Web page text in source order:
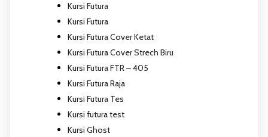
Kursi Futura
Kursi Futura
Kursi Futura Cover Ketat
Kursi Futura Cover Strech Biru
Kursi Futura FTR – 405
Kursi Futura Raja
Kursi Futura Tes
Kursi futura test
Kursi Ghost